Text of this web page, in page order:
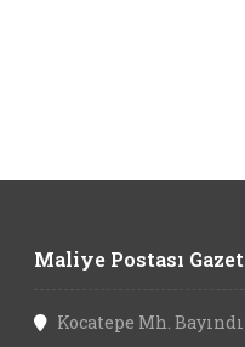
Maliye Postası
Kocatepe Mh.